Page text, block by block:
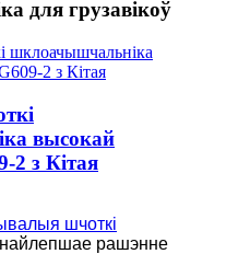
для грузавікоў
высокай
2 з Кітая
шчоткі
рашэнне